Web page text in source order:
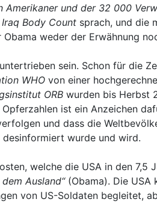
Amerikaner und der 32 000
Iraq Body Count sprach, und die
weder der Erwähnung
sein. Schon für die
WHO von einer
ORB wurden bis Herbst
ist ein Anzeichen
und dass die
desinformiert wurde und wird.
welche die USA in den 7,5
Ausland“(Obama). Die USA
von US-Soldaten begleitet,